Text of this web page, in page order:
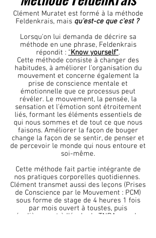
Clément Muratet est formé à la méthode
Feldenkrais, mais qu'est-ce que c'est ?
Lorsqu'on lui demanda de décrire sa
méthode en une phrase, Feldenkrais
répondit : "Know yourself".
Cette méthode consiste à changer des
habitudes, à améliorer l'organisation du
mouvement et concerne également la
prise de conscience mentale et
émotionnelle que ce processus peut
révéler. Le mouvement, la pensée, la
sensation et l'émotion sont étroitement
liés, formant les éléments essentiels de
qui nous sommes et de tout ce que nous
faisons. Améliorer la façon de bouger
change la façon de se sentir, de penser et
de percevoir le monde qui nous entoure et
soi-même.
Cette méthode fait partie intégrante de
nos pratiques corporelles quotidiennes.
Clément transmet aussi des leçons (Prises
de Conscience par le Mouvement : PCM)
sous forme de stage de 4 heures 1 fois
par mois ouvert à toustes, puis
régulièrement à l'école du TNBA
pour les